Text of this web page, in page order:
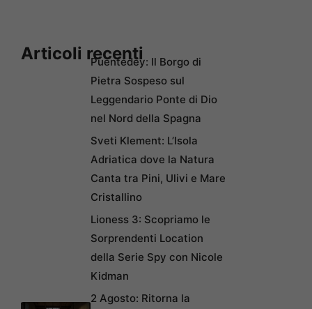
Articoli recentiPuentedey: Il Borgo di
Pietra Sospeso sul
Leggendario Ponte di Dio
nel Nord della Spagna
Sveti Klement: L’Isola
Adriatica dove la Natura
Canta tra Pini, Ulivi e Mare
Cristallino
Lioness 3: Scopriamo le
Sorprendenti Location
della Serie Spy con Nicole
Kidman
2 Agosto: Ritorna la